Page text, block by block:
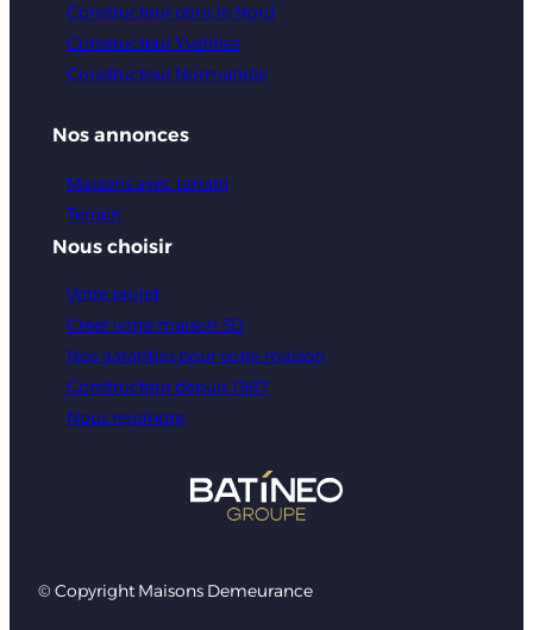
Constructeur dans le Nord
Constructeur Yvelines
Constructeur Normandie
Nos annonces
Maisons avec terrain
Terrain
Nous choisir
Votre projet
Créer votre maison 3D
Nos garanties pour votre maison
Constructeur depuis 1987
Nous rejoindre
© Copyright Maisons Demeurance